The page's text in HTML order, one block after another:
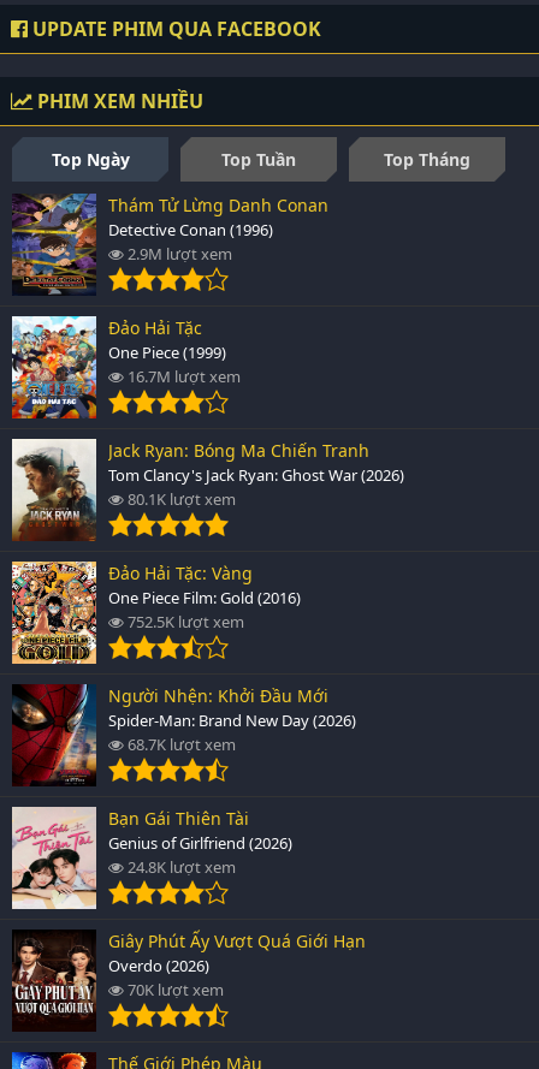
UPDATE PHIM QUA FACEBOOK
PHIM XEM NHIỀU
Top Ngày Top Tuần
Top Tháng
Thám Tử Lừng Danh Conan
Detective Conan (1996)
2.9M lượt xem
Đảo Hải Tặc
One Piece (1999)
16.7M lượt xem
Jack Ryan: Bóng Ma Chiến Tranh
Tom Clancy's Jack Ryan: Ghost War (2026)
80.1K lượt xem
Đảo Hải Tặc: Vàng
One Piece Film: Gold (2016)
752.5K lượt xem
Người Nhện: Khởi Đầu Mới
Spider-Man: Brand New Day (2026)
68.7K lượt xem
Bạn Gái Thiên Tài
Genius of Girlfriend (2026)
24.8K lượt xem
Giây Phút Ấy Vượt Quá Giới Hạn
Overdo (2026)
70K lượt xem
Thế Giới Phép Màu